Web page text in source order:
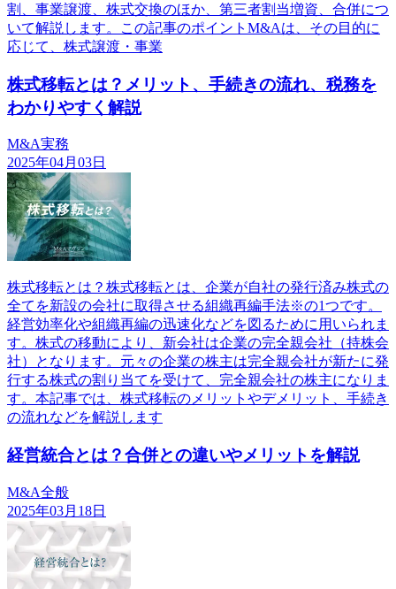
割、事業譲渡、株式交換のほか、第三者割当増資、合併につ
いて解説します。この記事のポイントM&Aは、その目的に
応じて、株式譲渡・事業
株式移転とは？メリット、手続きの流れ、税務を
わかりやすく解説
M&A実務
2025年04月03日
株式移転とは？株式移転とは、企業が自社の発行済み株式の
全てを新設の会社に取得させる組織再編手法※の1つです。
経営効率化や組織再編の迅速化などを図るために用いられま
す。株式の移動により、新会社は企業の完全親会社（持株会
社）となります。元々の企業の株主は完全親会社が新たに発
行する株式の割り当てを受けて、完全親会社の株主になりま
す。本記事では、株式移転のメリットやデメリット、手続き
の流れなどを解説します
経営統合とは？合併との違いやメリットを解説
M&A全般
2025年03月18日